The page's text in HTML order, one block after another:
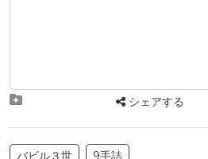
シェアする